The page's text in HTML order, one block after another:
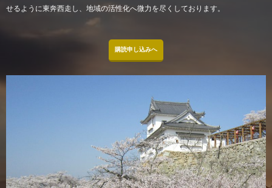
せるように東奔西走し、地域の活性化へ微力を尽くしております。
購読申し込みへ